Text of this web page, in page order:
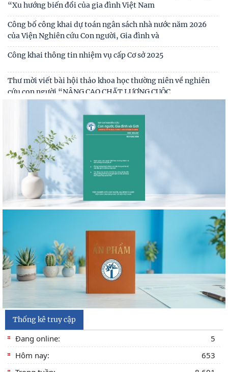
“Xu hướng biến đổi của gia đình Việt Nam
Công bố công khai dự toán ngân sách nhà nước năm 2026
của Viện Nghiên cứu Con người, Gia đình và
Công khai thông tin nhiệm vụ cấp Cơ sở 2025
Thư mời viết bài hội thảo khoa học thường niên về nghiên
cứu con người “NÂNG CAO CHẤT LƯỢNG CUỘC
Thông báo triệu tập thí sinh đủ điều kiện, tiêu chuẩn, tham
gia sát hạch trình độ hiểu biết chung
Thông báo kết quả kiểm tra điều kiện, tiêu chuẩn, văn
bằng, chứng chỉ đối với thí sinh đăng ký dự
Thông báo 2773/TB-KHXH về Kết quả kiểm tra điều kiện,
tiêu chuẩn, văn bằng, chứng chỉ đối với thí
Thống kê truy cập
Đang online:
5
Hôm nay:
653